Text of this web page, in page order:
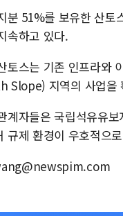
분 51%를 보유한 산토
속하고 있다.
토스는 기존 인프라와
Slope) 지역의 사업을
계자들은 국립석유유
규제 환경이 우호적으